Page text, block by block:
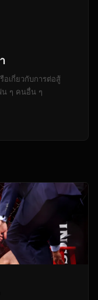
เกี่ยวกับการต่อสู้
น ๆ คนอื่น ๆ